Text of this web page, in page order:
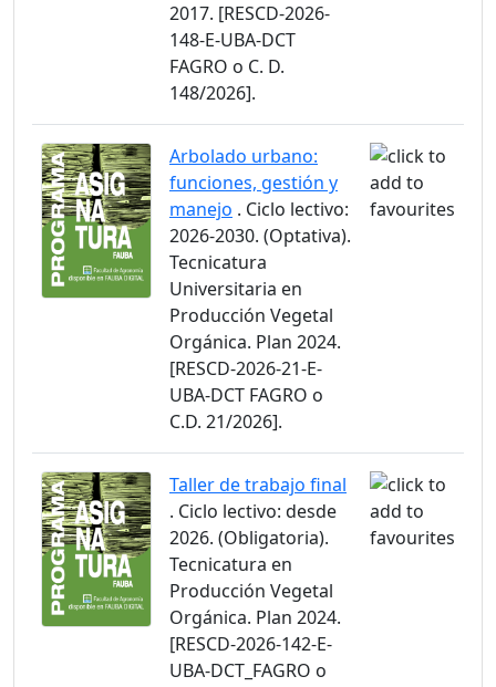
2017. [RESCD-2026-
148-E-UBA-DCT
FAGRO o C. D.
148/2026].
Arbolado urbano:
funciones, gestión y
manejo . Ciclo lectivo:
2026-2030. (Optativa).
Tecnicatura
Universitaria en
Producción Vegetal
Orgánica. Plan 2024.
[RESCD-2026-21-E-
UBA-DCT FAGRO o
C.D. 21/2026].
Taller de trabajo final
. Ciclo lectivo: desde
2026. (Obligatoria).
Tecnicatura en
Producción Vegetal
Orgánica. Plan 2024.
[RESCD-2026-142-E-
UBA-DCT_FAGRO o